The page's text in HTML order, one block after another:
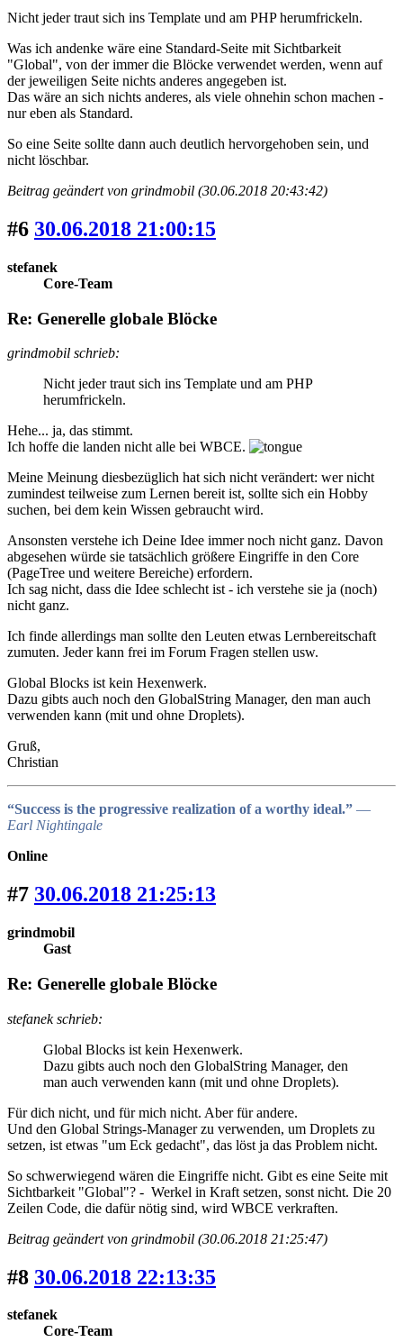
Nicht jeder traut sich ins Template und am PHP herumfrickeln.
Was ich andenke wäre eine Standard-Seite mit Sichtbarkeit
"Global", von der immer die Blöcke verwendet werden, wenn auf
der jeweiligen Seite nichts anderes angegeben ist.
Das wäre an sich nichts anderes, als viele ohnehin schon machen -
nur eben als Standard.
So eine Seite sollte dann auch deutlich hervorgehoben sein, und
nicht löschbar.
Beitrag geändert von grindmobil (30.06.2018 20:43:42)
#6 30.06.2018 21:00:15
stefanek
Core-Team
Re: Generelle globale Blöcke
grindmobil schrieb:
Nicht jeder traut sich ins Template und am PHP
herumfrickeln.
Hehe... ja, das stimmt.
Ich hoffe die landen nicht alle bei WBCE.
Meine Meinung diesbezüglich hat sich nicht verändert: wer nicht
zumindest teilweise zum Lernen bereit ist, sollte sich ein Hobby
suchen, bei dem kein Wissen gebraucht wird.
Ansonsten verstehe ich Deine Idee immer noch nicht ganz. Davon
abgesehen würde sie tatsächlich größere Eingriffe in den Core
(PageTree und weitere Bereiche) erfordern.
Ich sag nicht, dass die Idee schlecht ist - ich verstehe sie ja (noch)
nicht ganz.
Ich finde allerdings man sollte den Leuten etwas Lernbereitschaft
zumuten. Jeder kann frei im Forum Fragen stellen usw.
Global Blocks ist kein Hexenwerk.
Dazu gibts auch noch den GlobalString Manager, den man auch
verwenden kann (mit und ohne Droplets).
Gruß,
Christian
“Success is the progressive realization of a worthy ideal.” ―
Earl Nightingale
Online
#7 30.06.2018 21:25:13
grindmobil
Gast
Re: Generelle globale Blöcke
stefanek schrieb:
Global Blocks ist kein Hexenwerk.
Dazu gibts auch noch den GlobalString Manager, den
man auch verwenden kann (mit und ohne Droplets).
Für dich nicht, und für mich nicht. Aber für andere.
Und den Global Strings-Manager zu verwenden, um Droplets zu
setzen, ist etwas "um Eck gedacht", das löst ja das Problem nicht.
So schwerwiegend wären die Eingriffe nicht. Gibt es eine Seite mit
Sichtbarkeit "Global"? - Werkel in Kraft setzen, sonst nicht. Die 20
Zeilen Code, die dafür nötig sind, wird WBCE verkraften.
Beitrag geändert von grindmobil (30.06.2018 21:25:47)
#8 30.06.2018 22:13:35
stefanek
Core-Team